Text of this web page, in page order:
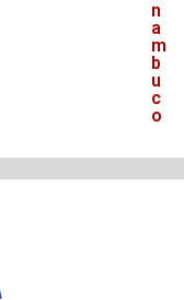
n
a
m
b
u
c
o